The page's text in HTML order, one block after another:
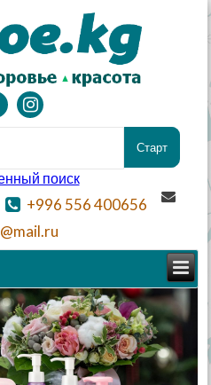
поиск
+996 556 400656